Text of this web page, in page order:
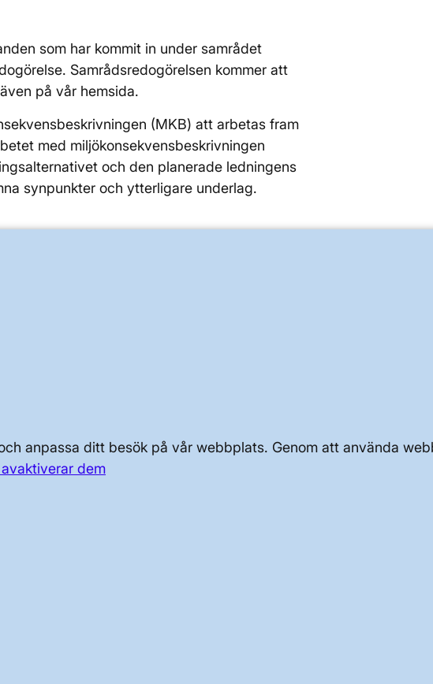
anpassa ditt besök på vår webbplats. Genom att använda
dem
som har kommit in under samrådet
Samrådsredogörelsen kommer att
på vår hemsida.
(MKB) att arbetas fram
med miljökonsekvensbeskrivningen
och den planerade ledningens
synpunkter och ytterligare underlag.
OCH NYHETER